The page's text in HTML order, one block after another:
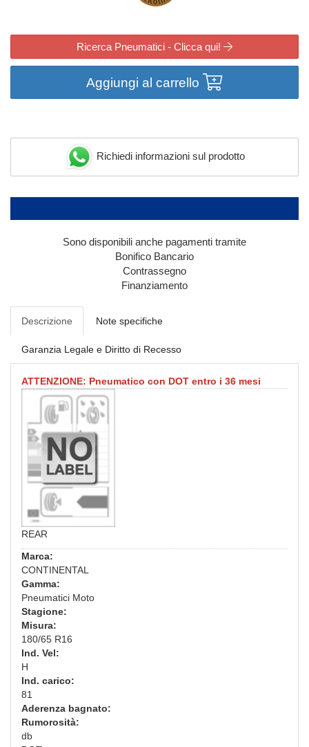
Ricerca Pneumatici - Clicca qui!
Aggiungi al carrello
Richiedi informazioni sul prodotto
Sono disponibili anche pagamenti tramite
Bonifico Bancario
Contrassegno
Finanziamento
Descrizione Note specifiche
Garanzia Legale e Diritto di Recesso
ATTENZIONE: Pneumatico con DOT entro i 36 mesi
REAR
Marca:
CONTINENTAL
Gamma:
Pneumatici Moto
Stagione:
Misura:
180/65 R16
Ind. Vel:
H
Ind. carico:
81
Aderenza bagnato:
Rumorosità:
db